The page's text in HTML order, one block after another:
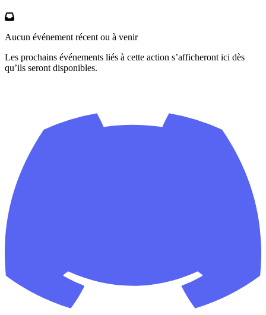
Aucun événement récent ou à venir
Les prochains événements liés à cette action s’afficheront ici dès
qu’ils seront disponibles.